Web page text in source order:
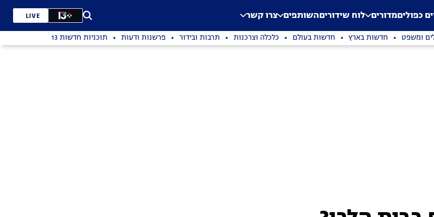
Application error: a
. כפוליםמדורים לוח שידוריםהשותפים צרו קשר LIVE
ומשפט חדשות בארץ חדשות בעולם כלכלה וצרכנות תרבות ובידור פרשנות ודעות תוכניות חדשות 13